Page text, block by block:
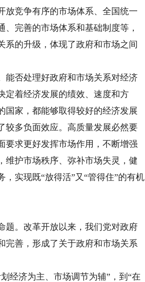
放竞争有序的市场体系、全国统一
完善的市场体系和基础制度等，
系的升级，体现了政府和市场之间
否处理好政府和市场关系对经济
定着经济发展的绩效、速度和方
国家，都能够取得较好的经济发展
较多负面效应。高质量发展必然要
要求更好发挥市场作用，不断增强
维护市场秩序、弥补市场失灵，健
实现既“放得活”又“管得住”的有机
。改革开放以来，我们党对政府
完善，形成了关于政府和市场关系
济为主、市场调节为辅”，到“在